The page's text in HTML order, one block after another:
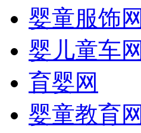
婴童服饰网
婴儿童车网
育婴网
婴童教育网